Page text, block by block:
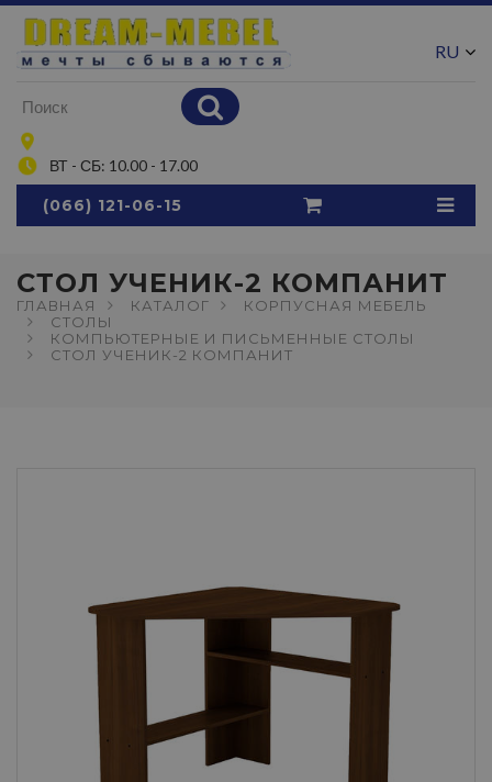
ВТ - СБ: 10.00 - 17.00
RU
(066) 121-06-15
СТОЛ УЧЕНИК-2 КОМПАНИТ
ГЛАВНАЯ КАТАЛОГ
КОРПУСНАЯ МЕБЕЛЬ
СТОЛЫ
КОМПЬЮТЕРНЫЕ И ПИСЬМЕННЫЕ СТОЛЫ
СТОЛ УЧЕНИК-2 КОМПАНИТ